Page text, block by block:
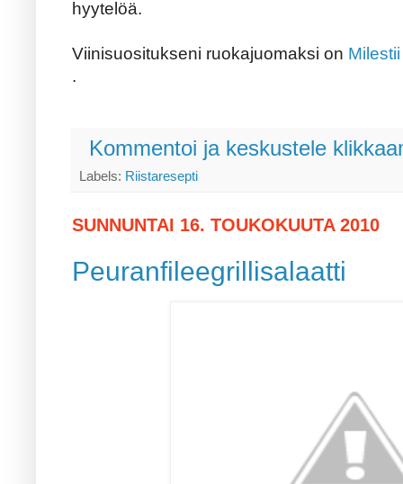
hyytelöä.
Viinisuositukseni ruokajuomaksi on
.
Kommentoi ja keskustele
Labels: Riistaresepti
SUNNUNTAI 16. TOUKOKUUTA 2010
Peuranfileegrillisalaatti